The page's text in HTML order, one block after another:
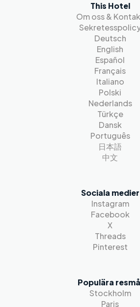
This Hotel
Om oss &
Deutsch
English
Español
Français
Italiano
Polski
Nederlands
Türkçe
Dansk
Português
日本語
中文
Sociala medier
Instagram
Facebook
X
Threads
Pinterest
Populära
Stockholm
Paris